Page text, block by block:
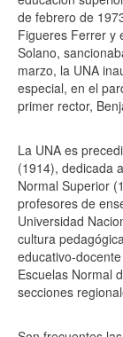
de febrero de
Figueres Ferrer y
Solano,
marzo, la UNA
especial, en el
primer rector,
La UNA es
(1914), dedicada
Normal Superior
profesores de
Universidad
cultura
educativo-
Escuelas Normal
secciones